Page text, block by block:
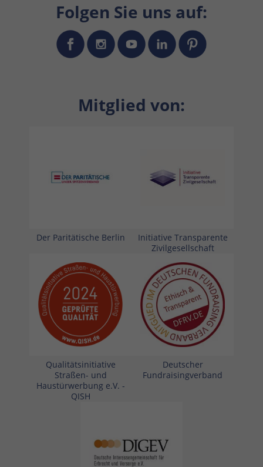
Folgen Sie uns auf:
Mitglied von:
Der Paritätische Berlin
Initiative Transparente
Zivilgesellschaft
Qualitätsinitiative
Straßen- und
Haustürwerbung e.V. -
QISH
Deutscher
Fundraisingverband